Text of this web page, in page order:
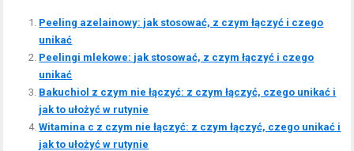
Peeling azelainowy: jak stosować, z czym łączyć i czego
unikać
Peelingi mlekowe: jak stosować, z czym łączyć i czego
unikać
Bakuchiol z czym nie łączyć: z czym łączyć, czego unikać i
jak to ułożyć w rutynie
Witamina c z czym nie łączyć: z czym łączyć, czego unikać i
jak to ułożyć w rutynie